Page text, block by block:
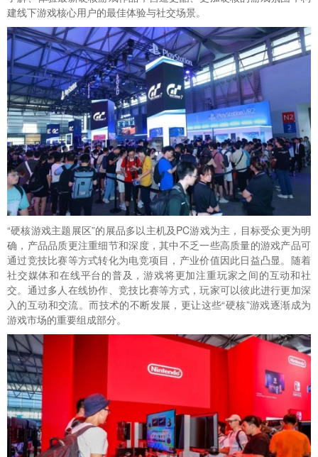
建线下游戏核心用户的最佳体验与社交场景。
“硬核游戏主题展区”的展品多以主机及PC游戏为主，目标受众更为明
确，产品品质更注重细节和深度，其中不乏一些高质量的游戏产品可
通过竞技比赛等方式转化为电竞项目，产业价值因此日益凸显。随着
社交媒体和在线平台的普及，游戏将更加注重玩家之间的互动和社
交。通过多人在线协作、竞技比赛等方式，玩家可以彼此进行更加深
入的互动和交流。而技术的不断发展，更让这些“硬核”游戏逐渐成为
游戏市场的重要组成部分。